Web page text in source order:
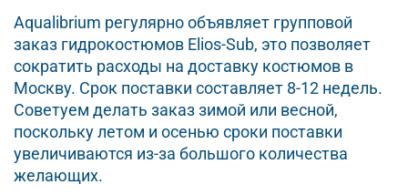
Aqualibrium регулярно объявляет групповой
заказ гидрокостюмов Elios-Sub, это позволяет
сократить расходы на доставку костюмов в
Москву. Срок поставки составляет 8-12 недель.
Советуем делать заказ зимой или весной,
поскольку летом и осенью сроки поставки
увеличиваются из-за большого количества
желающих.